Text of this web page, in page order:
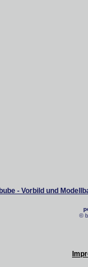
- Vorbild und
©